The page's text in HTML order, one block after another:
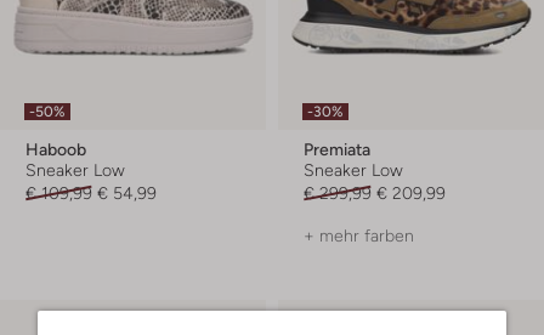
-50%
Haboob
Sneaker Low
€ 109,99 € 54,99
-30%
Premiata
Sneaker Low
€ 299,99 € 209,99
+ mehr farben